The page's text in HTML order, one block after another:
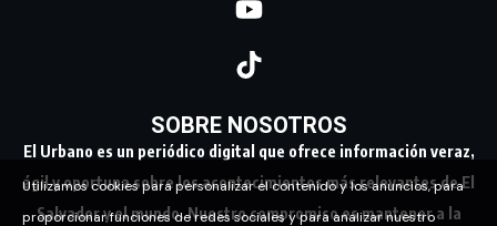
SOBRE NOSOTROS
El Urbano es un periódico digital que ofrece información veraz,
ágil y oportuna sobre los acontecimientos más relevantes de El
Salvador y el mundo. Nuestro compromiso es mantener a la
Utilizamos cookies para personalizar el contenido y los anuncios, para
proporcionar funciones de redes sociales y para analizar nuestro